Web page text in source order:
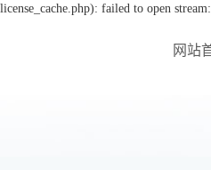
failed to open
网站